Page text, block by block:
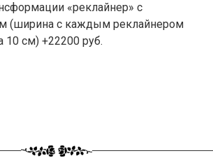
«реклайнер» с
(ширина с каждым реклайнером
10 см) +22200 руб.